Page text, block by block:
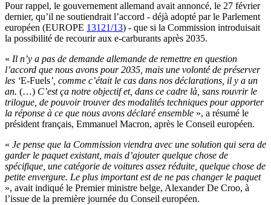
Pour rappel, le gouvernement allemand avait annoncé, le 27 février
dernier, qu’il ne soutiendrait l’accord - déjà adopté par le Parlement
européen (EUROPE 13121/13) - que si la Commission introduisait
la possibilité de recourir aux e-carburants après 2035.
« Il n’y a pas de demande allemande de remettre en question
l’accord que nous avons pour 2035, mais une volonté de préserver
les ‘E-Fuels’, comme c’était le cas dans nos déclarations, il y a un
an. (…) C’est ça notre objectif et, dans ce cadre là, sans rouvrir le
trilogue, de pouvoir trouver des modalités techniques pour apporter
la réponse à ce que nous avons déclaré ensemble », a résumé le
président français, Emmanuel Macron, après le Conseil européen.
« Je pense que la Commission viendra avec une solution qui sera de
garder le paquet existant, mais d’ajouter quelque chose de
spécifique, une catégorie de voitures assez réduite, quelque chose de
petite envergure. Le plus important est de ne pas changer le paquet
», avait indiqué le Premier ministre belge, Alexander De Croo, à
l’issue de la première journée du Conseil européen.